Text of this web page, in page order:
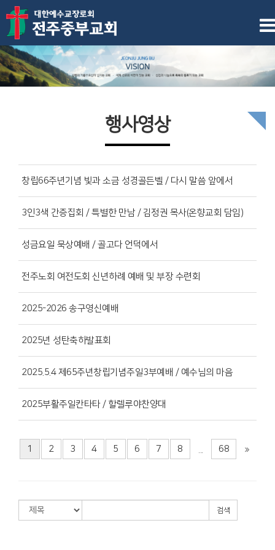
행사영상
창립66주년기념 빛과 소금 성경골든벨 / 다시 말씀 앞에서
3인3색 간증집회 / 특별한 만남 / 김정권 목사(온향교회 담임)
성금요일 묵상예배 / 골고다 언덕에서
전주노회 여전도회 신년하례 예배 및 부장 수련회
2025-2026 송구영신예배
2025년 성탄축하발표회
2025.5.4 제65주년창립기념주일3부예배 / 예수님의 마음
2025부활주일칸타타 / 할렐루야찬양대
1 2 3 4 5 6 7 8 68
검색